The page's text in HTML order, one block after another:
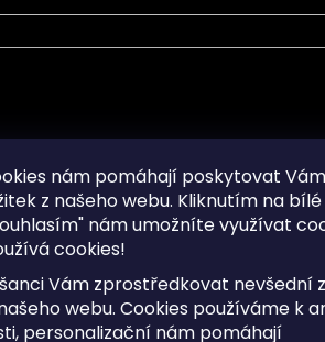
nám pomáhají poskytovat
z našeho webu. Kliknutím na
nám umožníte využívat
cookies!
Vám zprostředkovat nevšední
webu. Cookies používáme k
personalizační nám pomáhají
osobních údajů
dotazy
cookies
lhůtě